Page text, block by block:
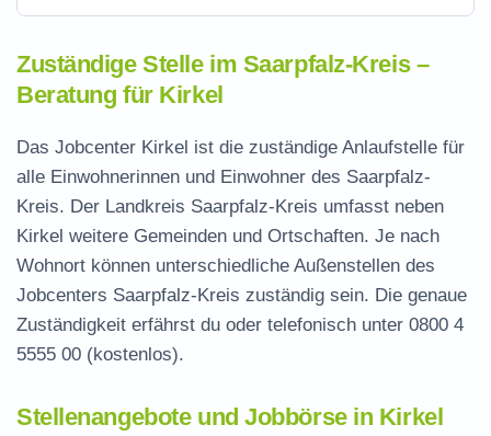
Zuständige Stelle im Saarpfalz-Kreis –
Beratung für Kirkel
Das Jobcenter Kirkel ist die zuständige Anlaufstelle für
alle Einwohnerinnen und Einwohner des Saarpfalz-
Kreis. Der Landkreis Saarpfalz-Kreis umfasst neben
Kirkel weitere Gemeinden und Ortschaften. Je nach
Wohnort können unterschiedliche Außenstellen des
Jobcenters Saarpfalz-Kreis zuständig sein. Die genaue
Zuständigkeit erfährst du oder telefonisch unter 0800 4
5555 00 (kostenlos).
Stellenangebote und Jobbörse in Kirkel